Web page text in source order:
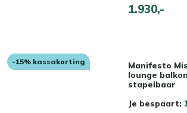
1.930,-
-15% kassakorting
Manifesto
lounge
stapelbaar
Je bespaart: